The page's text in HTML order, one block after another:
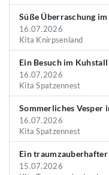
Süße Überraschung
16.07.2026
Kita Knirpsenland
Ein Besuch im Kuhstall
16.07.2026
Kita Spatzennest
Sommerliches Vesper
16.07.2026
Kita Spatzennest
Ein
15.07.2026